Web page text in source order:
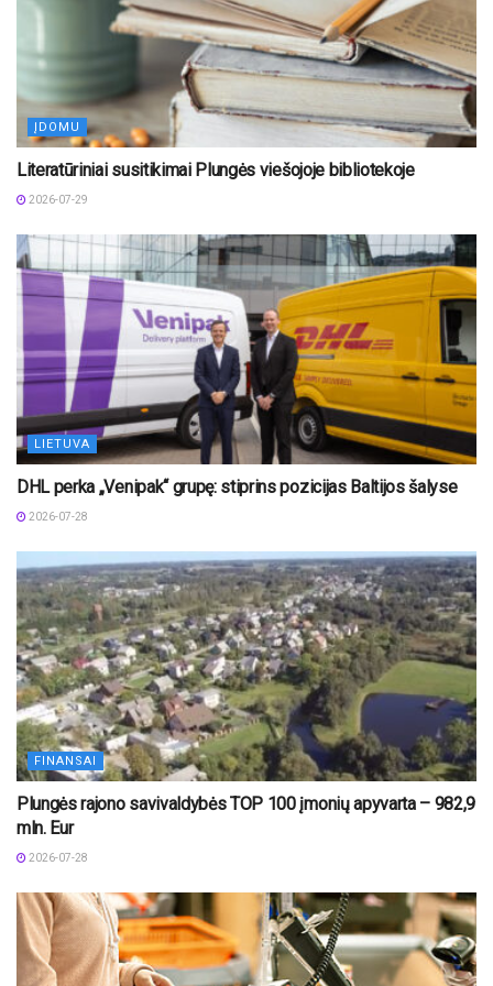
ĮDOMU
Literatūriniai susitikimai Plungės viešojoje bibliotekoje
2026-07-29
LIETUVA
DHL perka „Venipak“ grupę: stiprins pozicijas Baltijos šalyse
2026-07-28
FINANSAI
Plungės rajono savivaldybės TOP 100 įmonių apyvarta – 982,9
mln. Eur
2026-07-28